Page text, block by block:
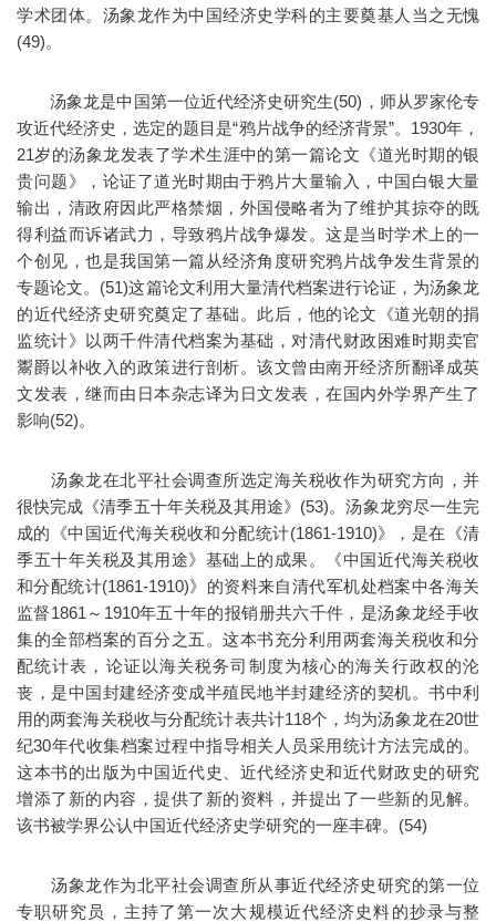
学术团体。汤象龙作为中国经济史学科的主要奠基人当之无愧
(49)。
汤象龙是中国第一位近代经济史研究生(50)，师从罗家伦专
攻近代经济史，选定的题目是“鸦片战争的经济背景”。1930年，
21岁的汤象龙发表了学术生涯中的第一篇论文《道光时期的银
贵问题》，论证了道光时期由于鸦片大量输入，中国白银大量
输出，清政府因此严格禁烟，外国侵略者为了维护其掠夺的既
得利益而诉诸武力，导致鸦片战争爆发。这是当时学术上的一
个创见，也是我国第一篇从经济角度研究鸦片战争发生背景的
专题论文。(51)这篇论文利用大量清代档案进行论证，为汤象龙
的近代经济史研究奠定了基础。此后，他的论文《道光朝的捐
监统计》以两千件清代档案为基础，对清代财政困难时期卖官
鬻爵以补收入的政策进行剖析。该文曾由南开经济所翻译成英
文发表，继而由日本杂志译为日文发表，在国内外学界产生了
影响(52)。
汤象龙在北平社会调查所选定海关税收作为研究方向，并
很快完成《清季五十年关税及其用途》(53)。汤象龙穷尽一生完
成的《中国近代海关税收和分配统计(1861-1910)》，是在《清
季五十年关税及其用途》基础上的成果。《中国近代海关税收
和分配统计(1861-1910)》的资料来自清代军机处档案中各海关
监督1861～1910年五十年的报销册共六千件，是汤象龙经手收
集的全部档案的百分之五。这本书充分利用两套海关税收和分
配统计表，论证以海关税务司制度为核心的海关行政权的沦
丧，是中国封建经济变成半殖民地半封建经济的契机。书中利
用的两套海关税收与分配统计表共计118个，均为汤象龙在20世
纪30年代收集档案过程中指导相关人员采用统计方法完成的。
这本书的出版为中国近代史、近代经济史和近代财政史的研究
增添了新的内容，提供了新的资料，并提出了一些新的见解。
该书被学界公认中国近代经济史学研究的一座丰碑。(54)
汤象龙作为北平社会调查所从事近代经济史研究的第一位
专职研究员，主持了第一次大规模近代经济史料的抄录与整